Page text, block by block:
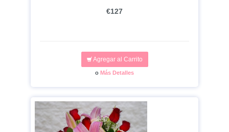
€127
Agregar al Carrito
o Más Detalles